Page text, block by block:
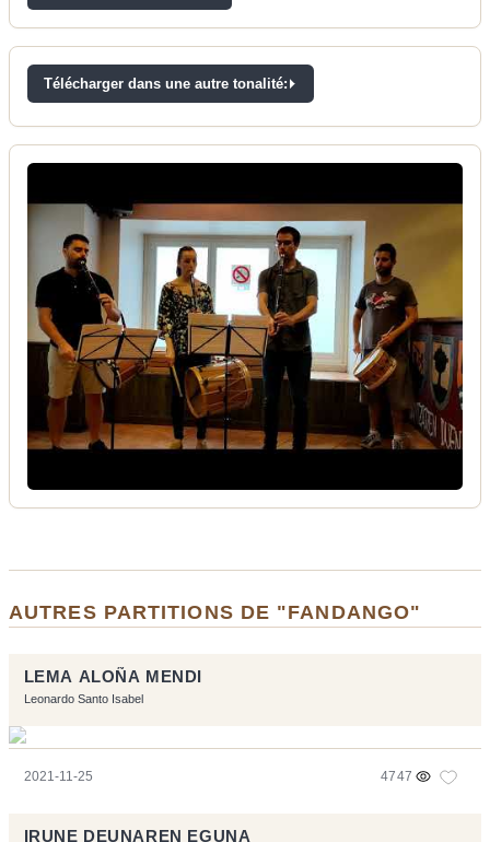
Télécharger dans une autre tonalité:
AUTRES PARTITIONS DE "FANDANGO"
LEMA ALOÑA MENDI
Leonardo Santo Isabel
2021-11-25 4747
IRUNE DEUNAREN EGUNA